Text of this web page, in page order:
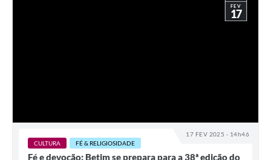
17 FEV 2025 - 14h46
FEV
17
CULTURA FÉ & RELIGIOSIDADE
Fé e devoção: Betim se prepara para a 38ª edição do